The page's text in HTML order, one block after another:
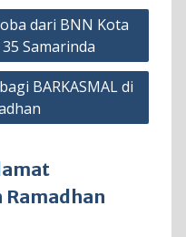
dari BNN Kota
Samarinda
BARKASMAL di